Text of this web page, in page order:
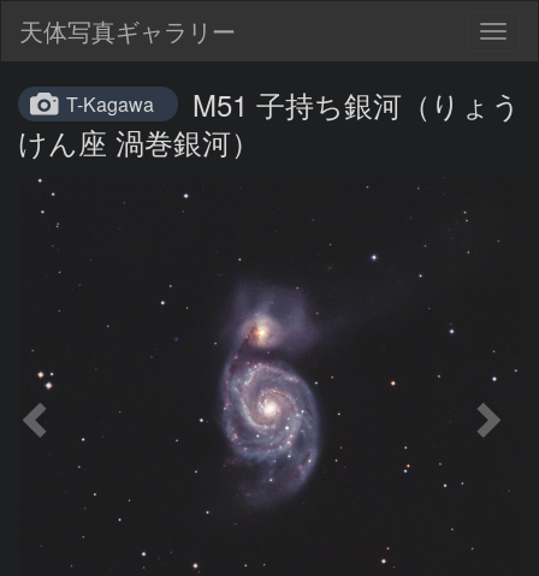
天体写真ギャラリー
T-Kagawa
M51 子持ち銀河（りょう
けん座 渦巻銀河）